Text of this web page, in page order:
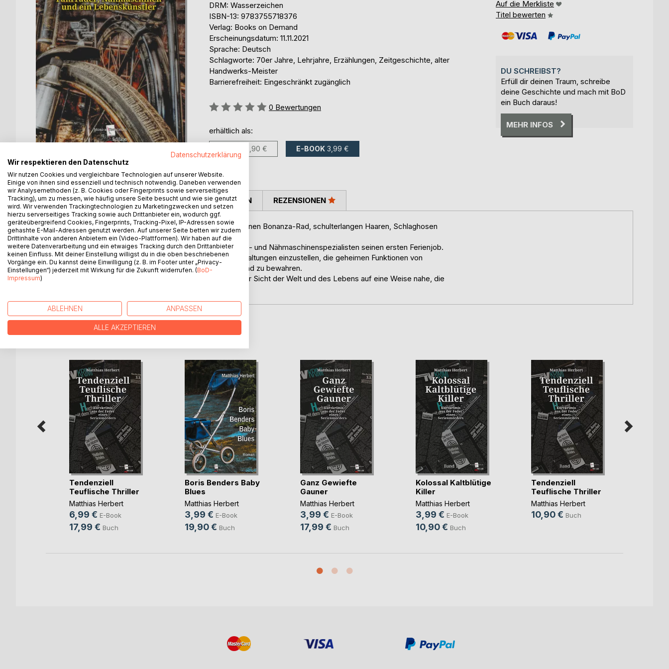
DRM: Wasserzeichen
ISBN-13: 9783755718376
Verlag: Books on Demand
Erscheinungsdatum: 11.11.2021
Sprache: Deutsch
Schlagworte: 70er Jahre, Lehrjahre, Erzählungen, Zeitgeschichte, alter
Handwerks-Meister
Barrierefreiheit: Eingeschränkt zugänglich
Bewertung::
0 Bewertungen
erhältlich als:
18,90 € E-BOOK 3,99 €
Auf die Merkliste
Titel bewerten
DU SCHREIBST?
Erfüll dir deinen Traum, schreibe
deine Geschichte und mach mit BoD
ein Buch daraus!
MEHR INFOS
BESCHREIBUNG
Die Siebzigerjahre zwischen Apollo 13, Träumen vom eigenen Bonanza-Rad, schulterlangen Haaren, Schlaghosen
und Ölkrise.
Ein Vierzehnjähriger bekommt bei einem kauzigen Fahrrad- und Nähmaschinenspezialisten seinen ersten Ferienjob.
Für 5,-- D-Mark pro Stunde lernt er Reifen zu flicken, Schaltungen einzustellen, die geheimen Funktionen von
Nähmaschinen zu verstehen und die Dinge zu schätzen und zu bewahren.
Dabei bringt ihm der alte Meister Brack seine ganz eigener Sicht der Welt und des Lebens auf eine Weise nahe, die
AUTOR/IN PRESSESTIMMEN REZENSIONEN
WEITERE TITEL BEIBoD
Tendenziell
Teuflische Thriller
Matthias Herbert
6,99 € E-Book
17,99 € Buch
Boris Benders Baby
Blues
Matthias Herbert
3,99 € E-Book
19,90 € Buch
Ganz Gewiefte
Gauner
Matthias Herbert
3,99 € E-Book
17,99 € Buch
Kolossal Kaltblütige
Killer
Matthias Herbert
3,99 € E-Book
10,90 € Buch
Tendenziell
Teuflische Thriller
Matthias Herbert
10,90 € Buch
Datenschutzerklärung
Wir respektieren den Datenschutz
Wir nutzen Cookies und vergleichbare Technologien auf unserer Website.
Einige von ihnen sind essenziell und technisch notwendig. Daneben verwenden
wir Analysemethoden (z. B. Cookies oder Fingerprints sowie serverseitiges
Tracking), um zu messen, wie häufig unsere Seite besucht und wie sie genutzt
wird. Wir verwenden Trackingtechnologien zu Marketingzwecken und setzen
hierzu serverseitiges Tracking sowie auch Drittanbieter ein, wodurch ggf.
geräteübergreifend Cookies, Fingerprints, Tracking-Pixel, IP-Adressen sowie
gehashte E-Mail-Adressen genutzt werden. Auf unserer Seite betten wir zudem
Drittinhalte von anderen Anbietern ein (Video-Plattformen). Wir haben auf die
weitere Datenverarbeitung und ein etwaiges Tracking durch den Drittanbieter
keinen Einfluss. Mit deiner Einstellung willigst du in die oben beschriebenen
Vorgänge ein. Du kannst deine Einwilligung (z. B. im Footer unter „Privacy-
Einstellungen“) jederzeit mit Wirkung für die Zukunft widerrufen. (BoD-
Impressum)
ABLEHNEN ANPASSEN
ALLE AKZEPTIEREN